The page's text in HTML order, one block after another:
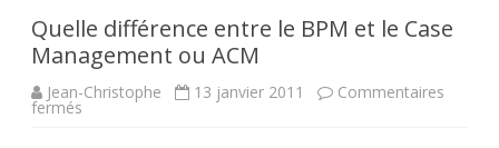
Quelle différence entre le BPM et le Case
Management ou ACM
Jean-Christophe 13 janvier 2011 Commentaires
fermés